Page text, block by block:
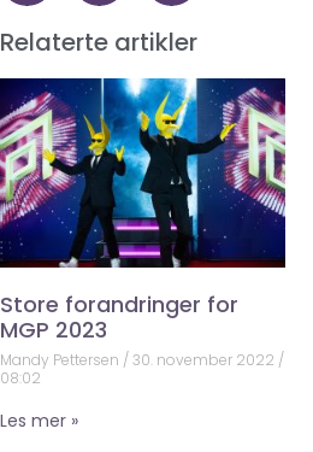
Relaterte artikler
Store forandringer for
MGP 2023
Mandy Pettersen
30. november 2022
08:02
Les mer »